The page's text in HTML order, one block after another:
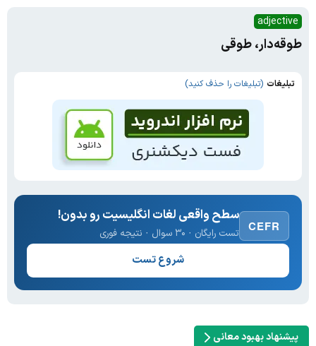
adjective
طوقه‌دار، طوقی
تبلیغات (تبلیغات را حذف کنید)
CEFR
سطح واقعی لغات انگلیسیت رو بدون!
تست رایگان · ۳۰ سوال · نتیجه فوری
شروع تست
پیشنهاد بهبود معانی